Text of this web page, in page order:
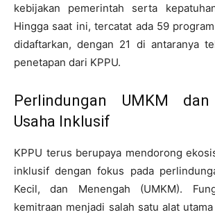
kebijakan pemerintah serta
Hingga saat ini, tercatat ada 59
didaftarkan, dengan 21 di antaranya
penetapan dari KPPU.
Perlindungan UMKM
Usaha Inklusif
KPPU terus berupaya mendorong
inklusif dengan fokus pada
Kecil, dan Menengah (UMKM).
kemitraan menjadi salah satu alat